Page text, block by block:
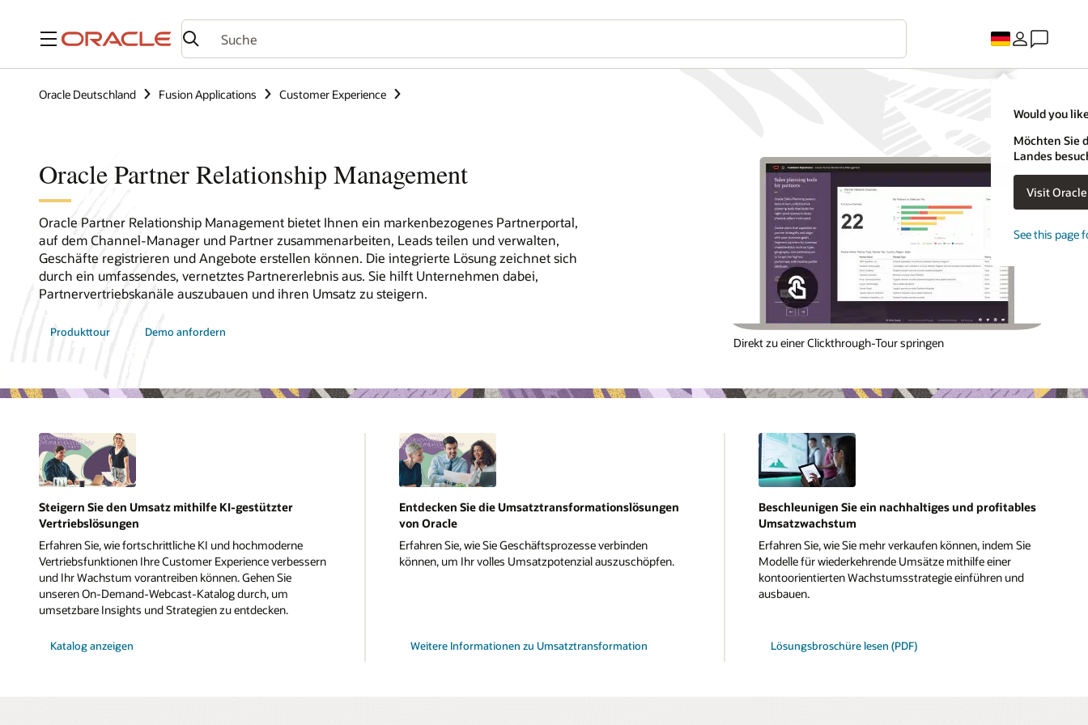
Menü
Would you
Möchten Sie
Landes
Visit
See this page
Oracle Deutschland Fusion Applications Customer Experience
Oracle Partner Relationship Management
Oracle Partner Relationship Management bietet Ihnen ein markenbezogenes Partnerportal,
auf dem Channel-Manager und Partner zusammenarbeiten, Leads teilen und verwalten,
Geschäfte registrieren und Angebote erstellen können. Die integrierte Lösung zeichnet sich
durch ein umfassendes, vernetztes Partnererlebnis aus. Sie hilft Unternehmen dabei,
Partnervertriebskanäle auszubauen und ihren Umsatz zu steigern.
Produkttour Demo anfordern
Direkt zu einer Clickthrough-Tour springen
Steigern Sie den Umsatz mithilfe KI-gestützter
Vertriebslösungen
Erfahren Sie, wie fortschrittliche KI und hochmoderne
Vertriebsfunktionen Ihre Customer Experience verbessern
und Ihr Wachstum vorantreiben können. Gehen Sie
unseren On-Demand-Webcast-Katalog durch, um
umsetzbare Insights und Strategien zu entdecken.
Katalog anzeigen
Entdecken Sie die Umsatztransformationslösungen
von Oracle
Erfahren Sie, wie Sie Geschäftsprozesse verbinden
können, um Ihr volles Umsatzpotenzial auszuschöpfen.
Weitere Informationen zu Umsatztransformation
Beschleunigen Sie ein nachhaltiges und profitables
Umsatzwachstum
Erfahren Sie, wie Sie mehr verkaufen können, indem Sie
Modelle für wiederkehrende Umsätze mithilfe einer
kontoorientierten Wachstumsstrategie einführen und
ausbauen.
Lösungsbroschüre lesen (PDF)